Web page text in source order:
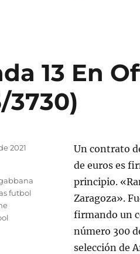
13 En
3730)
Un contrato
de euros es
principio.
Zaragoza».
firmando un
número 300
selección de
2021
futbol